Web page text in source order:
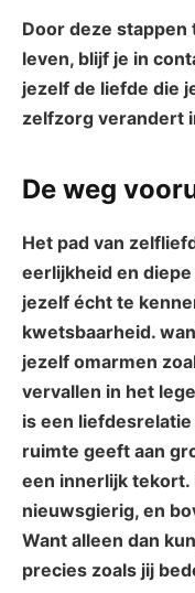
Door deze
leven, blijf je in
jezelf de liefde die
⁢zelfzorg verandert
De​ weg
Het pad van
eerlijkheid en
jezelf écht te
kwetsbaarheid.
jezelf omarmen
vervallen⁢ in het
is ​een
ruimte geeft aan‍
een innerlijk ⁢tekort.
⁣nieuwsgierig, en
Want alleen dan
precies zoals‍ jij